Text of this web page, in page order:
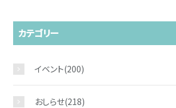
カテゴリー
イベント(200)
おしらせ(218)